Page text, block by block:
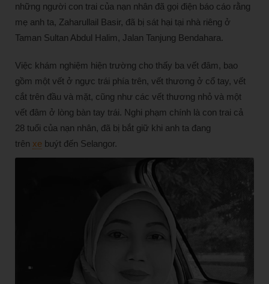
những người con trai của nạn nhân đã gọi điện báo cáo rằng
mẹ anh ta, Zaharullail Basir, đã bị sát hại tại nhà riêng ở
Taman Sultan Abdul Halim, Jalan Tanjung Bendahara.
Việc khám nghiệm hiện trường cho thấy ba vết đâm, bao
gồm một vết ở ngực trái phía trên, vết thương ở cổ tay, vết
cắt trên đầu và mặt, cũng như các vết thương nhỏ và một
vết đâm ở lòng bàn tay trái. Nghi phạm chính là con trai cả
28 tuổi của nạn nhân, đã bị bắt giữ khi anh ta đang
trên xe buýt đến Selangor.